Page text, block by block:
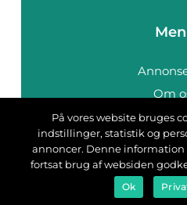
Om
På vores website bruges
indstillinger, statistik og
annoncer. Denne
fortsat brug af websiden
Ok